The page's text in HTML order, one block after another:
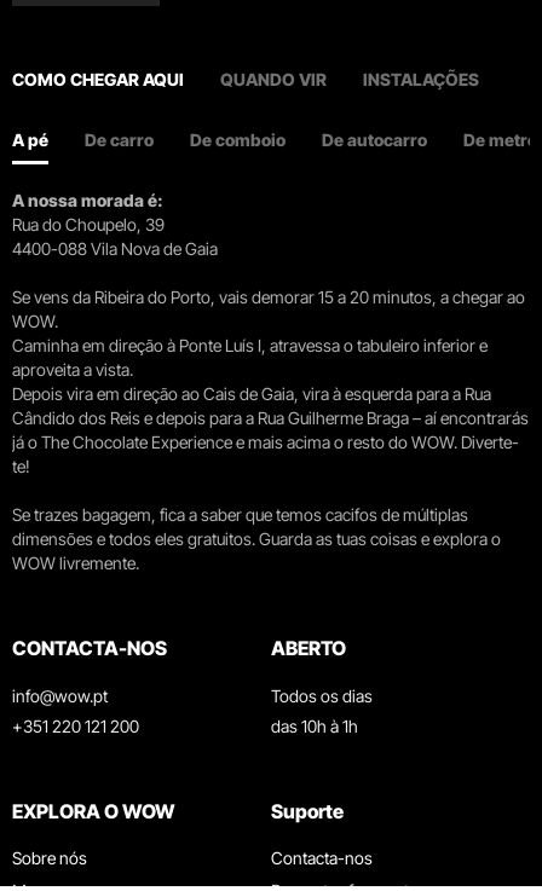
COMO CHEGAR AQUI QUANDO VIR INSTALAÇÕES
A pé De carro De comboio De autocarro De metro
A nossa morada é:
Rua do Choupelo, 39
4400-088 Vila Nova de Gaia
Se vens da Ribeira do Porto, vais demorar 15 a 20 minutos, a chegar ao
WOW.
Caminha em direção à Ponte Luís I, atravessa o tabuleiro inferior e
aproveita a vista.
Depois vira em direção ao Cais de Gaia, vira à esquerda para a Rua
Cândido dos Reis e depois para a Rua Guilherme Braga – aí encontrarás
já o The Chocolate Experience e mais acima o resto do WOW. Diverte-
te!
Se trazes bagagem, fica a saber que temos cacifos de múltiplas
dimensões e todos eles gratuitos. Guarda as tuas coisas e explora o
WOW livremente.
CONTACTA-NOS
info@wow.pt
+351 220 121 200
ABERTO
Todos os dias
das 10h à 1h
EXPLORA O WOW
Sobre nós
Suporte
Contacta-nos